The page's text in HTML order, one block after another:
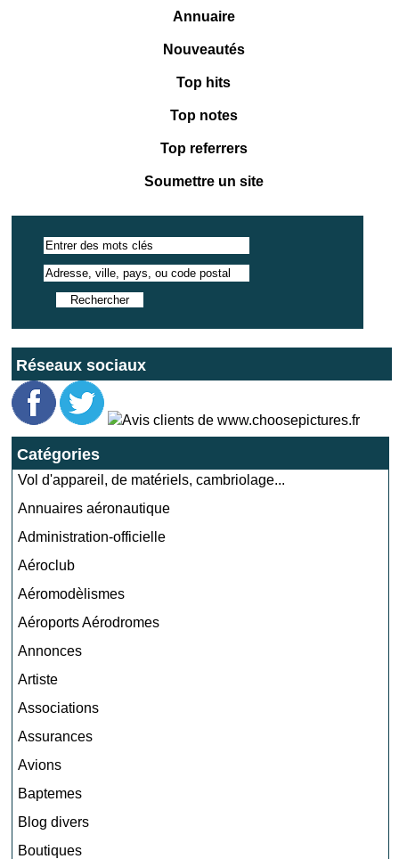
Annuaire
Nouveautés
Top hits
Top notes
Top referrers
Soumettre un site
Réseaux sociaux
Catégories
Vol d'appareil, de matériels, cambriolage...
Annuaires aéronautique
Administration-officielle
Aéroclub
Aéromodèlismes
Aéroports Aérodromes
Annonces
Artiste
Associations
Assurances
Avions
Baptemes
Blog divers
Boutiques